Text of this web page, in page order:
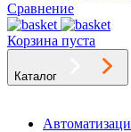
Сравнение
Корзина пуста
Каталог